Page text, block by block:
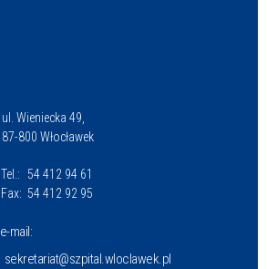
ul. Wieniecka 49,
87-800 Włocławek
Tel.: 54 412 94 61
Fax: 54 412 92 95
e-mail:
sekretariat@szpital.wloclawek.pl